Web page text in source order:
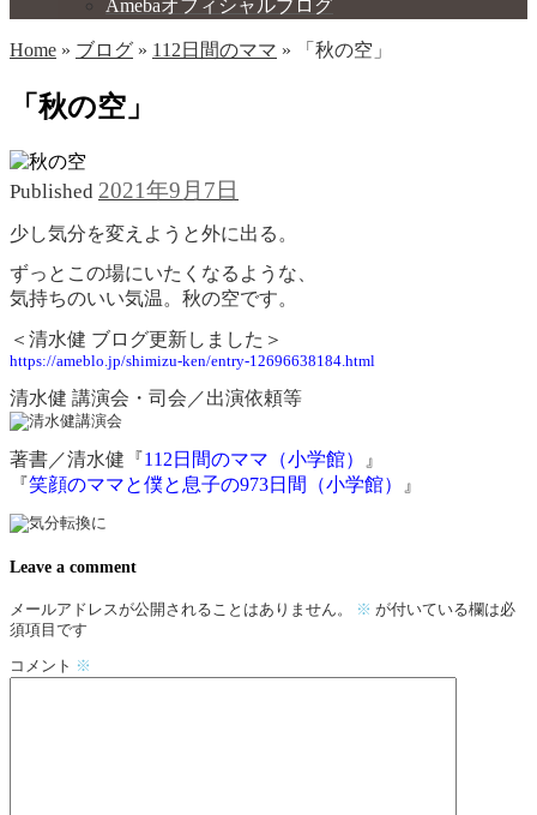
Amebaオフィシャルブログ
Home » ブログ » 112日間のママ » 「秋の空」
「秋の空」
Published 2021年9月7日
少し気分を変えようと外に出る。
ずっとこの場にいたくなるような、
気持ちのいい気温。秋の空です。
＜清水健 ブログ更新しました＞
https://ameblo.jp/shimizu-ken/entry-12696638184.html
清水健 講演会・司会／出演依頼等
著書／清水健 『112日間のママ（小学館）
』
『笑顔のママと僕と息子の973日間（小学館） 』
Leave a comment
メールアドレスが公開されることはありません。 ※ が付いている欄は必
須項目です
コメント ※